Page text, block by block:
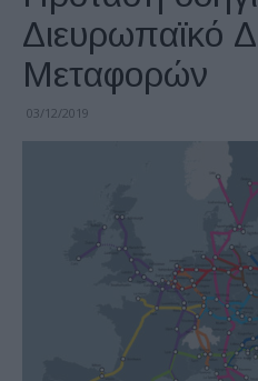
Διευρωπαϊκό
Μεταφορών
03/12/2019